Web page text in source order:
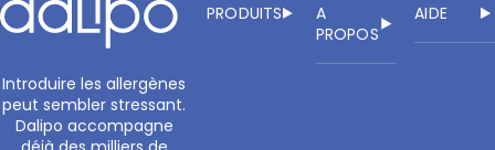
Introduire les allergènes
peut sembler stressant.
Dalipo accompagne
PRODUITS
A
PROPOS
AIDE